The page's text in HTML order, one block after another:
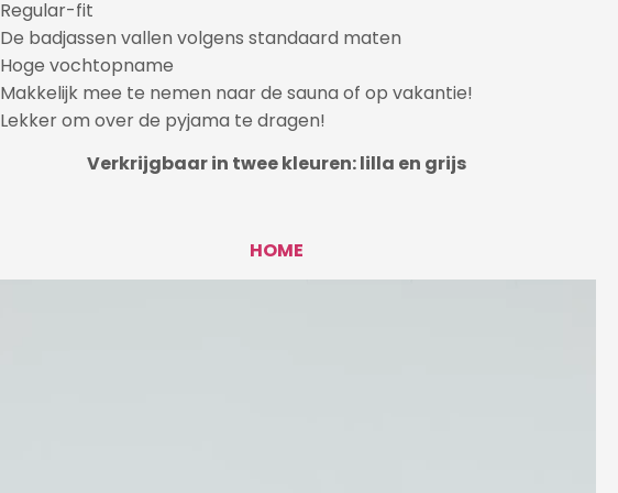
Regular-fit
De badjassen vallen volgens standaard maten
Hoge vochtopname
Makkelijk mee te nemen naar de sauna of op vakantie!
Lekker om over de pyjama te dragen!
Verkrijgbaar in twee kleuren: lilla en grijs
HOME